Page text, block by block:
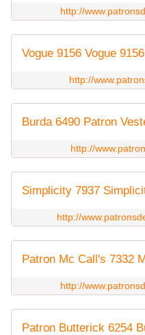
http://
http://
Burda 6490 Patron
http://
Simplicity 7937
http://
http://